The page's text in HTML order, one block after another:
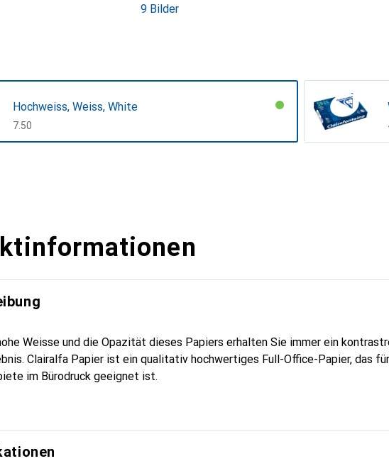
9 Bilder
Hochweiss, Weiss, White
CHF
7.50
Weisse und die Opazität dieses Papiers erhalten Sie immer ein
Clairalfa Papier ist ein qualitativ hochwertiges Full-Office-Papier, das
im Bürodruck geeignet ist.